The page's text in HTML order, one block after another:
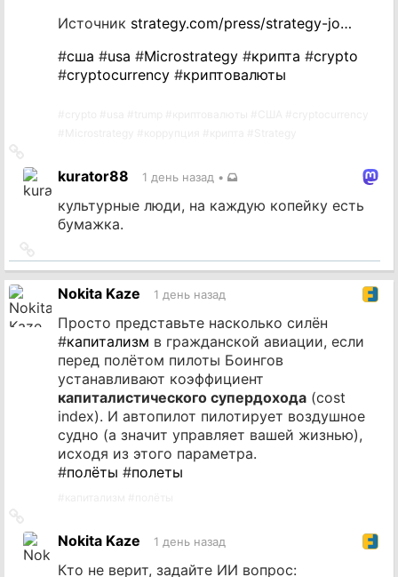
Источник strategy.com/press/strategy-jo…
#сша #usa #Microstrategy #крипта #crypto
#cryptocurrency #криптовалюты
на
источникkurator88 1 день назад •
культурные люди, на каждую копейку есть
бумажка.
на
источник
Nokita Kaze 1 день назад
Просто представьте насколько силён
#капитализм в гражданской авиации, если
перед полётом пилоты Боингов
устанавливают коэффициент
капиталистического супердохода (cost
index). И автопилот пилотирует воздушное
судно (а значит управляет вашей жизнью),
исходя из этого параметра.
#полёты #полеты
на
источникNokita Kaze 1 день назад
Кто не верит, задайте ИИ вопрос: